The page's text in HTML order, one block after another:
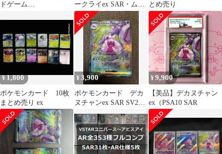
ドゲーム
ークライex SAR・ムク
SAR 他
とめ売り
¥1,800
ポケモンカード 10枚
まとめ売り ex
¥3,900
ポケモンカード デカ
ヌチャンex SAR SV2D
¥9,900
【美品】デカヌチャン
ex（PSA10 SAR